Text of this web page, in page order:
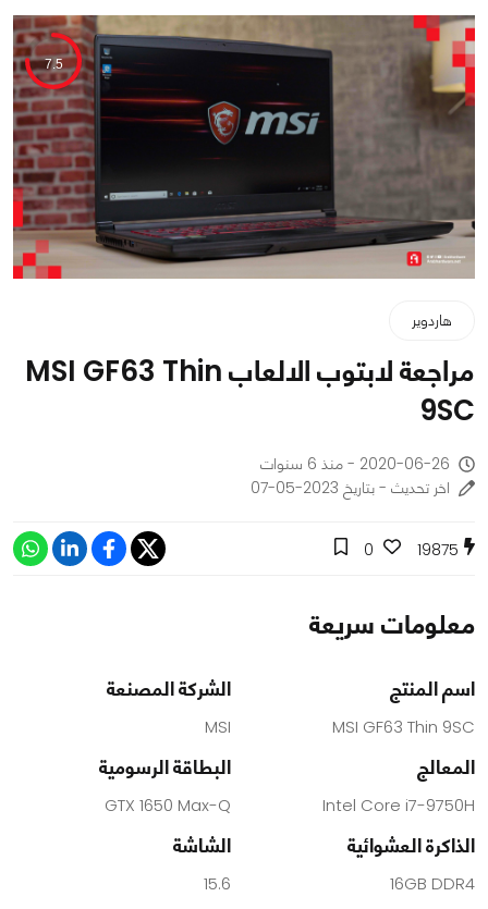
7.5
هاردوير
مراجعة لابتوب الالعاب MSI GF63 Thin
9SC
2020-06-26 - منذ 6 سنوات
اخر تحديث - بتاريخ 2023-05-07
19875
0
معلومات سريعة
اسم المنتج
MSI GF63 Thin 9SC
الشركة المصنعة
MSI
المعالج
Intel Core i7-9750H
البطاقة الرسومية
GTX 1650 Max-Q
الذاكرة العشوائية
16GB DDR4
الشاشة
15.6